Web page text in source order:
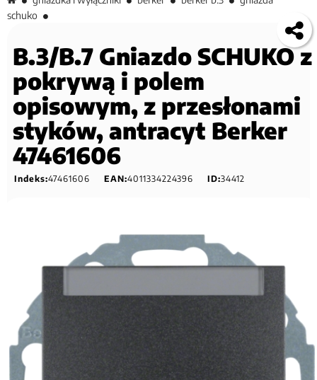
schuko
B.3/B.7 Gniazdo SCHUKO z
pokrywą i polem
opisowym, z przesłonami
styków, antracyt Berker
47461606
Indeks:47461606 EAN:4011334224396 ID:34412